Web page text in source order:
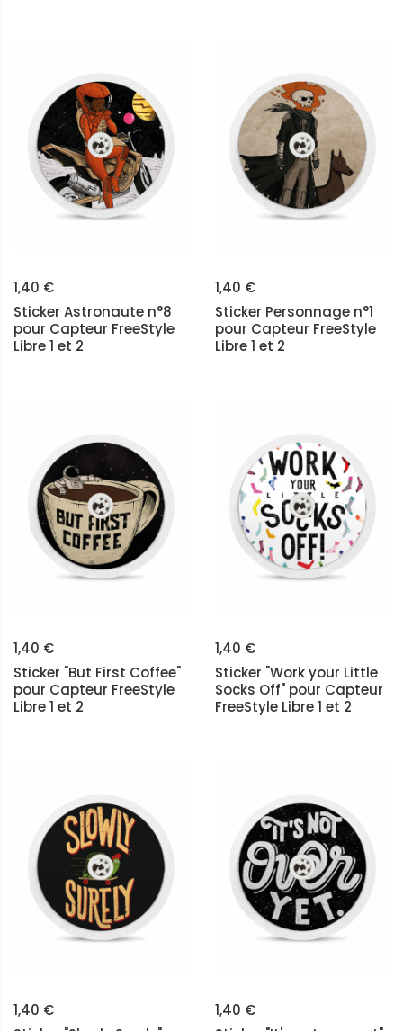
1,40 €
Sticker Astronaute n°8
pour Capteur FreeStyle
Libre 1 et 2
1,40 €
Sticker Personnage n°1
pour Capteur FreeStyle
Libre 1 et 2
1,40 €
Sticker "But First Coffee"
pour Capteur FreeStyle
Libre 1 et 2
1,40 €
Sticker "Work your Little
Socks Off" pour Capteur
FreeStyle Libre 1 et 2
1,40 €
1,40 €